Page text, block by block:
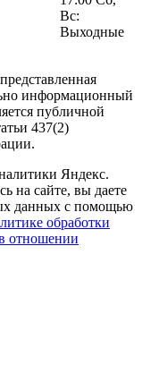
Вс:
Выходные
информационный
публичной
437(2)
Яндекс.
на сайте, вы даете
данных с помощью
обработки
отношении